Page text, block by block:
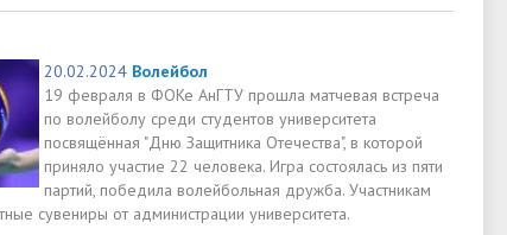
20.02.2024 Волейбол
19 февраля в ФОКе АнГТУ прошла матчевая встреча
по волейболу среди студентов университета
посвящённая "Дню Защитника Отечества", в которой
приняло участие 22 человека. Игра состоялась из пяти
партий, победила волейбольная дружба. Участникам
сувениры от администрации университета.